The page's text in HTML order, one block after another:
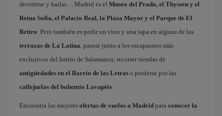
divertirse y bailar… Madrid es el Museo del Prado, el Thyssen y el
Reina Sofía, el Palacio Real, la Plaza Mayor y el Parque de El
Retiro. Pero también es pedir un vino y una tapa en alguna de las
terrazas de La Latina, pasear junto a los escaparates más
exclusivos del barrio de Salamanca, recorrer tiendas de
antigüedades en el Barrio de las Letras o perderse por las
callejuelas del bohemio Lavapiés.
Encuentra las mejores ofertas de vuelos a Madrid para conocer la